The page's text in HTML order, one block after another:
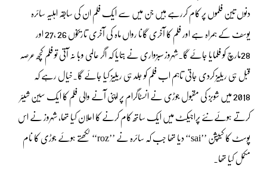
دنوں تین فلموں پر کام کررہے ہیں جن میں سے ایک فلم ان کی سابقہ اہلیہ سائرہ
یوسف کے ہمراہ ہے اور فلم کا آخری گانا رواں ماہ کی آخری تاریخوں 26 ،27 اور
28مارچ کو فلمایا جائے گا۔شہروز سبزواری نے بتایا کہ اگر عالمی وبا نہ آتی تو فلم کچھ عرصہ
قبل ہی ریلیز کردی جاتی تاہم اب فلم کو جلد ہی ریلیز کیا جائے گا۔خیال رہے کہ
2018 میں شوبز کی مقبول جوڑی نے انسٹاگرام پر اپنی آنے والی فلم کا ایک سین شیئر
کرتے ہوئےنئے پراجیکٹ میں ایک ساتھ کام کرنے کا اعلان کیا تھا، شہروز نے اس
پوسٹ کا کیپشن ’’sai‘‘ دیا تھا جب کہ سائرہ نے ’’roz‘‘ لکھتے ہوئے جوڑی کا نام
مکمل کیا تھا۔